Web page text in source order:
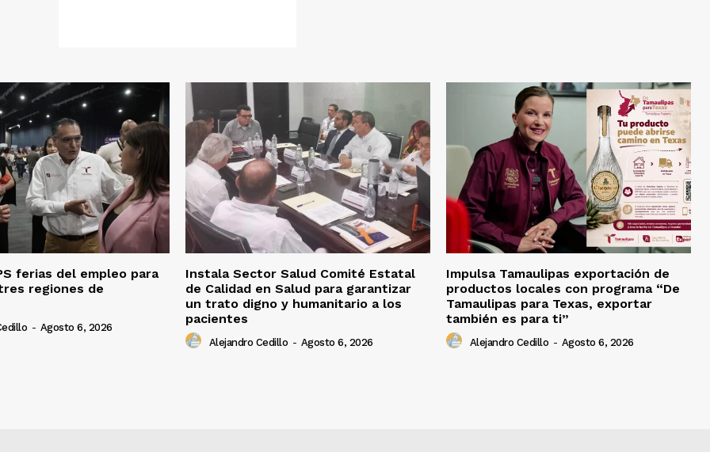
ferias del empleo para
regiones de
- Agosto 6, 2026
Instala Sector Salud Comité Estatal
de Calidad en Salud para garantizar
un trato digno y humanitario a los
pacientes
Alejandro Cedillo - Agosto 6, 2026
Impulsa Tamaulipas exportación de
productos locales con programa “De
Tamaulipas para Texas, exportar
también es para ti”
Alejandro Cedillo - Agosto 6, 2026